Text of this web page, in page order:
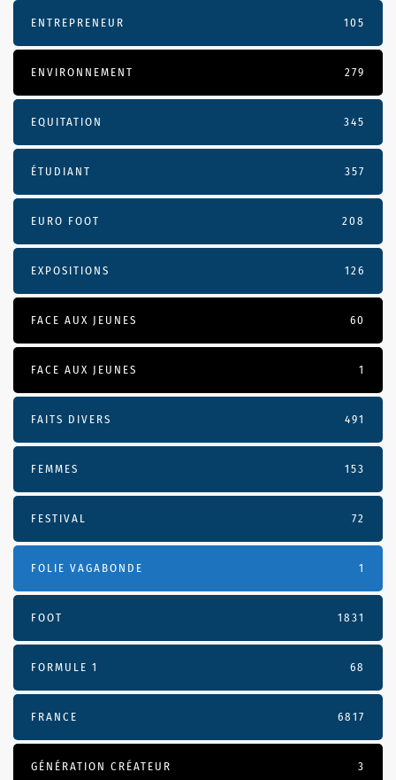
ENTREPRENEUR 105
ENVIRONNEMENT 279
EQUITATION 345
ÉTUDIANT 357
EURO FOOT 208
EXPOSITIONS 126
FACE AUX JEUNES 60
FACE AUX JEUNES 1
FAITS DIVERS 491
FEMMES 153
FESTIVAL 72
FOLIE VAGABONDE 1
FOOT 1831
FORMULE 1 68
FRANCE 6817
GÉNÉRATION CRÉATEUR 3